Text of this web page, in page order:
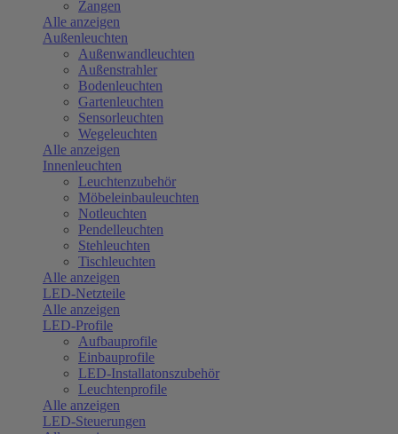
Zangen
Alle anzeigen
Außenleuchten
Außenwandleuchten
Außenstrahler
Bodenleuchten
Gartenleuchten
Sensorleuchten
Wegeleuchten
Alle anzeigen
Innenleuchten
Leuchtenzubehör
Möbeleinbauleuchten
Notleuchten
Pendelleuchten
Stehleuchten
Tischleuchten
Alle anzeigen
LED-Netzteile
Alle anzeigen
LED-Profile
Aufbauprofile
Einbauprofile
LED-Installatonszubehör
Leuchtenprofile
Alle anzeigen
LED-Steuerungen